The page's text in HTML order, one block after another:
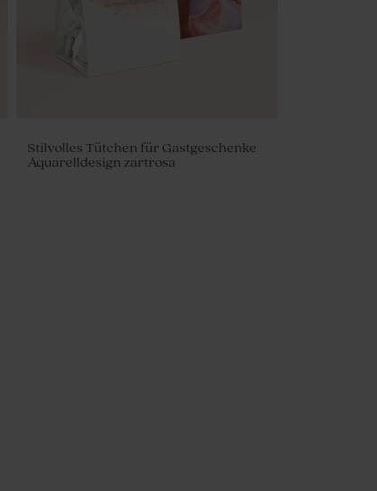
Stilvolles Tütchen für Gastgeschenke
Aquarelldesign zartrosa